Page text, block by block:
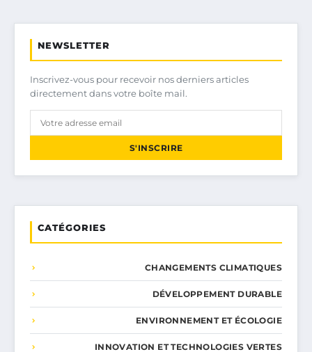
NEWSLETTER
Inscrivez-vous pour recevoir nos derniers articles
directement dans votre boîte mail.
S'INSCRIRE
CATÉGORIES
CHANGEMENTS CLIMATIQUES
DÉVELOPPEMENT DURABLE
ENVIRONNEMENT ET ÉCOLOGIE
INNOVATION ET TECHNOLOGIES VERTES